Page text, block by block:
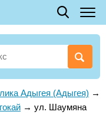
Адыгея (Адыгея) →
→ ул. Шаумяна